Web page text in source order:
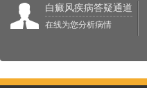
白癜风疾病答疑通道
在线为您分析病情